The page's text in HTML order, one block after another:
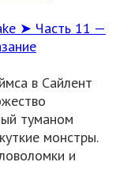
➤ Часть 11 —
в Сайлент
туманом
монстры.
и